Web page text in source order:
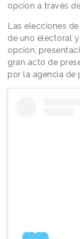
opción a través
Las elecciones
de uno electoral
opción,
gran acto de
por la agencia de